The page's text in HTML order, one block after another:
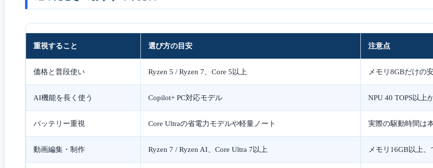
重視すること 選び方の目安 注意点
価格と普段使い Ryzen 5 / Ryzen 7、Core 5以上 メモリ8GBだけの
AI機能を長く使う Copilot+ PC対応モデル NPU 40 TOPS以上
バッテリー重視 Core Ultraの省電力モデルや軽量ノート 実際の駆動時間は
動画編集・制作 Ryzen 7 / Ryzen AI、Core Ultra 7以上 メモリ16GB以上